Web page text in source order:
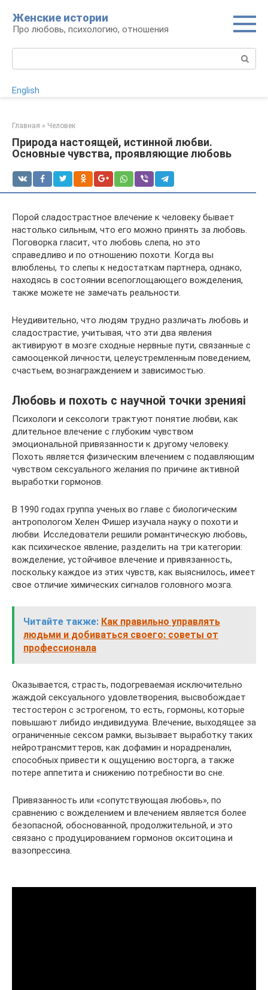
контенту
Женские истории
Про любовь, психологию, отношения
English
Главная » Человек
Природа настоящей, истинной любви.
Основные чувства, проявляющие любовь
Порой сладострастное влечение к человеку бывает
настолько сильным, что его можно принять за любовь.
Поговорка гласит, что любовь слепа, но это
справедливо и по отношению похоти. Когда вы
влюблены, то слепы к недостаткам партнера, однако,
находясь в состоянии всепоглощающего вожделения,
также можете не замечать реальности.
Неудивительно, что людям трудно различать любовь и
сладострастие, учитывая, что эти два явления
активируют в мозге сходные нервные пути, связанные с
самооценкой личности, целеустремленным поведением,
счастьем, вознаграждением и зависимостью.
Любовь и похоть с научной точки зренияi
Психологи и сексологи трактуют понятие любви, как
длительное влечение с глубоким чувством
эмоциональной привязанности к другому человеку.
Похоть является физическим влечением с подавляющим
чувством сексуального желания по причине активной
выработки гормонов.
В 1990 годах группа ученых во главе с биологическим
антропологом Хелен Фишер изучала науку о похоти и
любви. Исследователи решили романтическую любовь,
как психическое явление, разделить на три категории:
вожделение, устойчивое влечение и привязанность,
поскольку каждое из этих чувств, как выяснилось, имеет
свое отличие химических сигналов головного мозга.
Читайте также: Как правильно управлять
людьми и добиваться своего: советы от
профессионала
Оказывается, страсть, подогреваемая исключительно
жаждой сексуального удовлетворения, высвобождает
тестостерон с эстрогеном, то есть, гормоны, которые
повышают либидо индивидуума. Влечение, выходящее за
ограниченные сексом рамки, вызывает выработку таких
нейротрансмиттеров, как дофамин и норадреналин,
способных привести к ощущению восторга, а также
потере аппетита и снижению потребности во сне.
Привязанность или «сопутствующая любовь», по
сравнению с вожделением и влечением является более
безопасной, обоснованной, продолжительной, и это
связано с продуцированием гормонов окситоцина и
вазопрессина.